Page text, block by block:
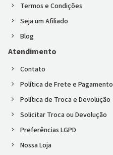
Termos e Condições
Seja um Afiliado
Blog
Atendimento
Contato
Política de Frete e Pagamento
Política de Troca e Devolução
Solicitar Troca ou Devolução
Preferências LGPD
Nossa Loja